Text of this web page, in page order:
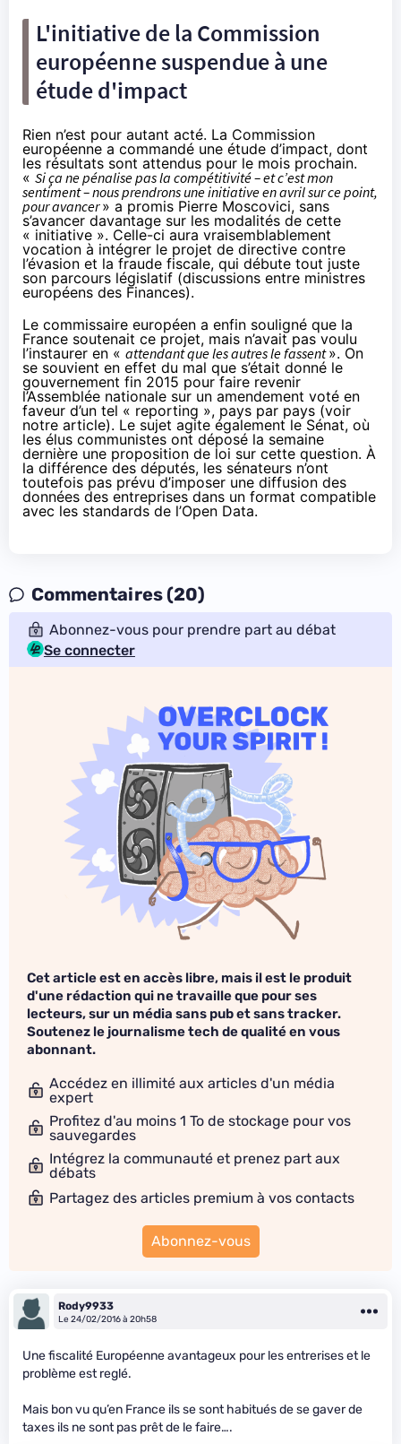
L'initiative de la Commission
européenne suspendue à une
étude d'impact
Rien n’est pour autant acté. La Commission
européenne a commandé une étude d’impact, dont
les résultats sont attendus pour le mois prochain.
« Si ça ne pénalise pas la compétitivité – et c’est mon
sentiment – nous prendrons une initiative en avril sur ce point,
pour avancer» a promis Pierre Moscovici, sans
s’avancer davantage sur les modalités de cette
« initiative ». Celle-ci aura vraisemblablement
vocation à intégrer le projet de directive contre
l’évasion et la fraude fiscale, qui débute tout juste
son parcours législatif (discussions entre ministres
européens des Finances).
Le commissaire européen a enfin souligné que la
France soutenait ce projet, mais n’avait pas voulu
l’instaurer en « attendant que les autres le fassent». On
se souvient en effet du mal que s’était donné le
gouvernement fin 2015 pour faire revenir
l’Assemblée nationale sur un amendement voté en
faveur d’un tel « reporting », pays par pays (voir
notre article). Le sujet agite également le Sénat, où
les élus communistes ont déposé la semaine
dernière une proposition de loi sur cette question. À
la différence des députés, les sénateurs n’ont
toutefois pas prévu d’imposer une diffusion des
données des entreprises dans un format compatible
avec les standards de l’Open Data.
Commentaires (20)
Abonnez-vous pour prendre part au débat
Se connecter
Cet article est en accès libre, mais il est le produit
d'une rédaction qui ne travaille que pour ses
lecteurs, sur un média sans pub et sans tracker.
Soutenez le journalisme tech de qualité en vous
abonnant.
Accédez en illimité aux articles d'un média
expert
Profitez d'au moins 1 To de stockage pour vos
sauvegardes
Intégrez la communauté et prenez part aux
débats
Partagez des articles premium à vos contacts
Abonnez-vous
Rody9933
Le 24/02/2016 à 20h58
Une fiscalité Européenne avantageux pour les entrerises et le
problème est reglé.
Mais bon vu qu’en France ils se sont habitués de se gaver de
taxes ils ne sont pas prêt de le faire….